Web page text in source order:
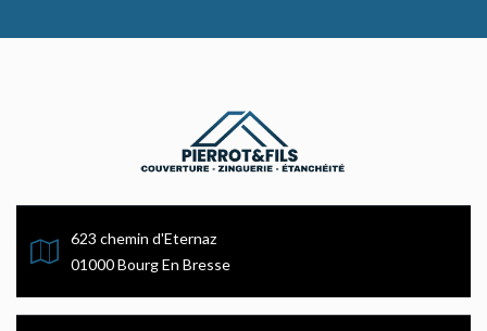
623 chemin d'Eternaz
01000 Bourg En Bresse